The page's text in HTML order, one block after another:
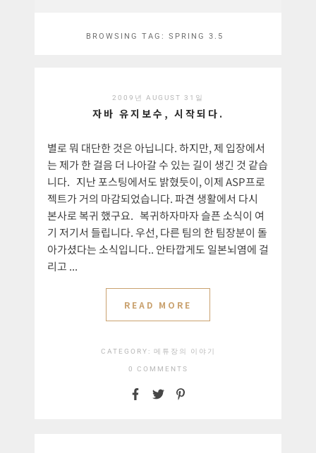
BROWSING TAG: SPRING 3.5
2009년 AUGUST 31일
자바 유지보수, 시작되다.
별로 뭐 대단한 것은 아닙니다. 하지만, 제 입장에서
는 제가 한 걸음 더 나아갈 수 있는 길이 생긴 것 같습
니다. 지난 포스팅에서도 밝혔듯이, 이제 ASP프로
젝트가 거의 마감되었습니다. 파견 생활에서 다시
본사로 복귀 했구요. 복귀하자마자 슬픈 소식이 여
기 저기서 들립니다. 우선, 다른 팀의 한 팀장분이 돌
아가셨다는 소식입니다.. 안타깝게도 일본뇌염에 걸
리고 ...
READ MORE
CATEGORY: 메튜장의 이야기
0 COMMENTS